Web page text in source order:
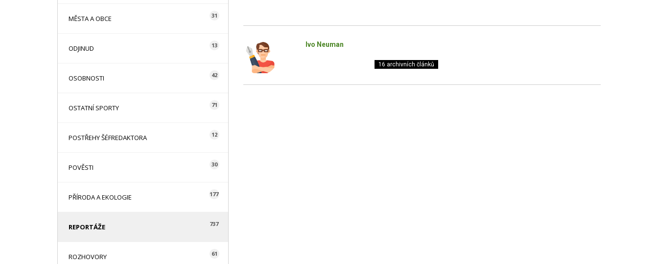
MĚSTA A OBCE 31
ODJINUD 13
OSOBNOSTI 42
OSTATNÍ SPORTY 71
POSTŘEHY ŠÉFREDAKTORA 12
POVĚSTI 30
PŘÍRODA A EKOLOGIE 177
REPORTÁŽE 737
ROZHOVORY 61
Ivo Neuman
16 archivních článků